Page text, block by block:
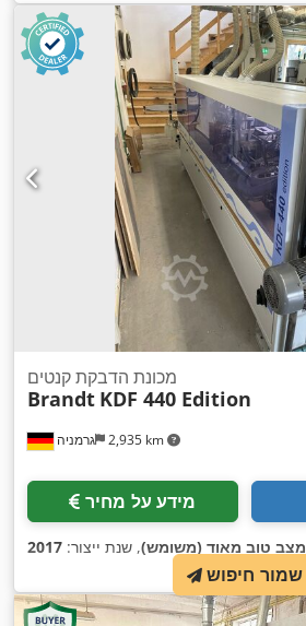
גרמניה 2,935 km
מכונת הדבקת קנטים
Brandt KDF 440 Edition
מידע על מחיר
מצב טוב מאוד (משומש), שנת ייצור: 2017
שמור חיפוש